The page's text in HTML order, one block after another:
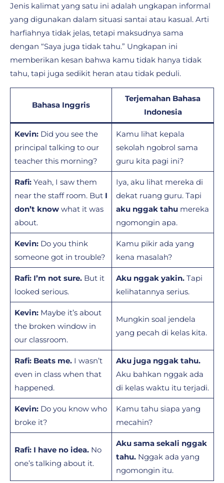
Jenis kalimat yang satu ini adalah ungkapan informal
yang digunakan dalam situasi santai atau kasual. Arti
harfiahnya tidak jelas, tetapi maksudnya sama
dengan “Saya juga tidak tahu.” Ungkapan ini
memberikan kesan bahwa kamu tidak hanya tidak
tahu, tapi juga sedikit heran atau tidak peduli.
Bahasa Inggris
Terjemahan Bahasa
Indonesia
Kevin:Did you see the
principal talking to our
teacher this morning?
Kamu lihat kepala
sekolah ngobrol sama
guru kita pagi ini?
Rafi:Yeah, I saw them
near the staff room. But I
don’t knowwhat it was
about.
Iya, aku lihat mereka di
dekat ruang guru. Tapi
aku nggak tahumereka
ngomongin apa.
Kevin:Do you think
someone got in trouble?
Kamu pikir ada yang
kena masalah?
Rafi: I’m not sure.But it
looked serious.
Aku nggak yakin.Tapi
kelihatannya serius.
Kevin:Maybe it’s about
the broken window in
our classroom.
Mungkin soal jendela
yang pecah di kelas kita.
Rafi: Beats me.I wasn’t
even in class when that
happened.
Aku juga nggak tahu.
Aku bahkan nggak ada
di kelas waktu itu terjadi.
Kevin:Do you know who
broke it?
Kamu tahu siapa yang
mecahin?
Rafi: I have no idea.No
one’s talking about it.
Aku sama sekali nggak
tahu.Nggak ada yang
ngomongin itu.